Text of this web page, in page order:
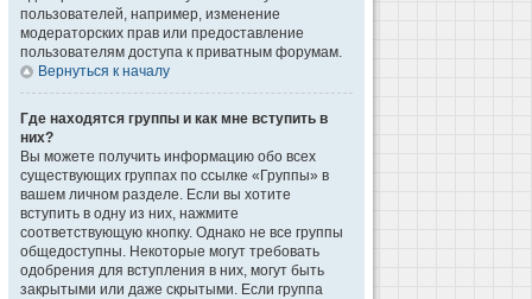
пользователей, например, изменение
модераторских прав или предоставление
пользователям доступа к приватным форумам.
Вернуться к началу
Где находятся группы и как мне вступить в
них?
Вы можете получить информацию обо всех
существующих группах по ссылке «Группы» в
вашем личном разделе. Если вы хотите
вступить в одну из них, нажмите
соответствующую кнопку. Однако не все группы
общедоступны. Некоторые могут требовать
одобрения для вступления в них, могут быть
закрытыми или даже скрытыми. Если группа